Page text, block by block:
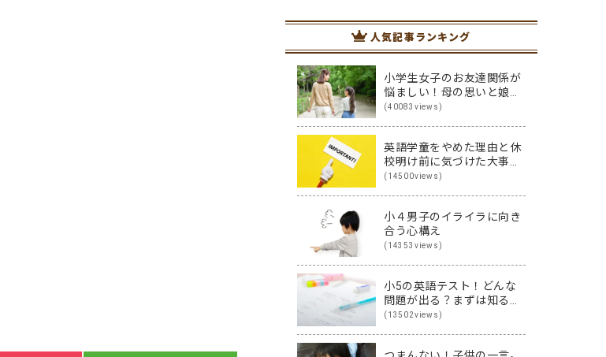
ありますが、私はもし開催されるな
ら、子供たちと…
人気記事ランキング
小学生女子のお友達関係が
悩ましい！母の思いと娘の
思いを伝え合った親子
(40083views)
英語学童をやめた理由と休
校明け前に気づけた大事な
こと
(14500views)
小４男子のイライラに向き
合う心構え
(14353views)
小5の英語テスト！どんな
問題が出る？まずは知るこ
とから始めよう♪
(13502views)